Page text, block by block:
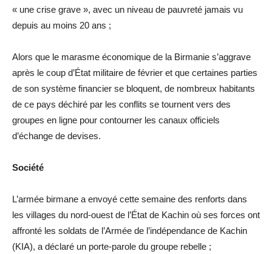
« une crise grave », avec un niveau de pauvreté jamais vu
depuis au moins 20 ans ;
Alors que le marasme économique de la Birmanie s’aggrave
après le coup d’État militaire de février et que certaines parties
de son système financier se bloquent, de nombreux habitants
de ce pays déchiré par les conflits se tournent vers des
groupes en ligne pour contourner les canaux officiels
d’échange de devises.
Société
L’armée birmane a envoyé cette semaine des renforts dans
les villages du nord-ouest de l’État de Kachin où ses forces ont
affronté les soldats de l’Armée de l’indépendance de Kachin
(KIA), a déclaré un porte-parole du groupe rebelle ;